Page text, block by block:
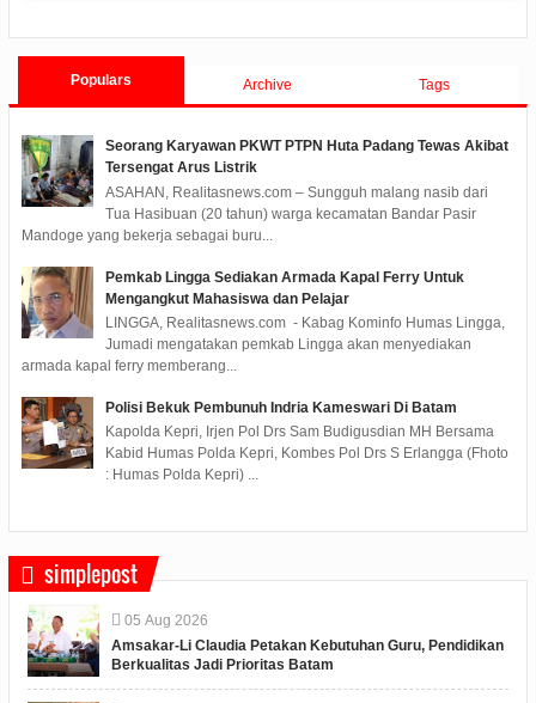
Populars Archive Tags
Seorang Karyawan PKWT PTPN Huta Padang Tewas Akibat
Tersengat Arus Listrik
ASAHAN, Realitasnews.com – Sungguh malang nasib dari
Tua Hasibuan (20 tahun) warga kecamatan Bandar Pasir
Mandoge yang bekerja sebagai buru...
Pemkab Lingga Sediakan Armada Kapal Ferry Untuk
Mengangkut Mahasiswa dan Pelajar
LINGGA, Realitasnews.com - Kabag Kominfo Humas Lingga,
Jumadi mengatakan pemkab Lingga akan menyediakan
armada kapal ferry memberang...
Polisi Bekuk Pembunuh Indria Kameswari Di Batam
Kapolda Kepri, Irjen Pol Drs Sam Budigusdian MH Bersama
Kabid Humas Polda Kepri, Kombes Pol Drs S Erlangga (Fhoto
: Humas Polda Kepri) ...
simplepost
05 Aug 2026
Amsakar-Li Claudia Petakan Kebutuhan Guru, Pendidikan
Berkualitas Jadi Prioritas Batam